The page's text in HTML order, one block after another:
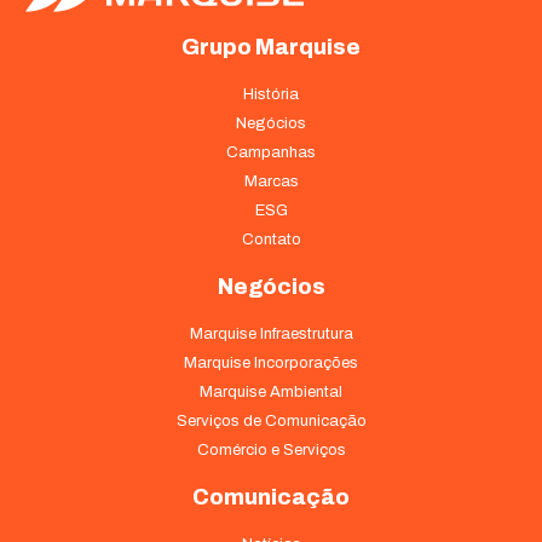
Grupo Marquise
História
Negócios
Campanhas
Marcas
ESG
Contato
Negócios
Marquise Infraestrutura
Marquise Incorporações
Marquise Ambiental
Serviços de Comunicação
Comércio e Serviços
Comunicação